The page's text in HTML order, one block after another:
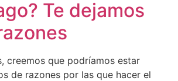
Te dejamos
creemos que podríamos estar
de razones por las que hacer el